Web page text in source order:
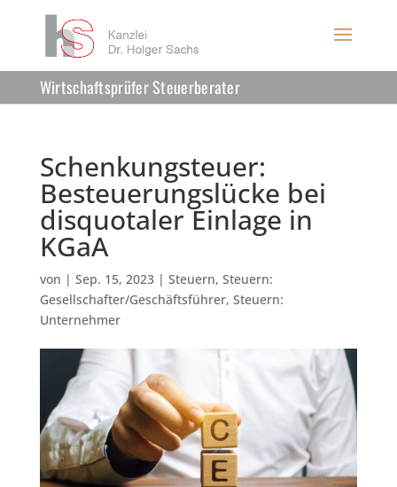
Wirtschaftsprüfer Steuerberater
Schenkungsteuer:
Besteuerungslücke bei
disquotaler Einlage in
KGaA
von | Sep. 15, 2023| Steuern, Steuern:
Gesellschafter/Geschäftsführer, Steuern:
Unternehmer